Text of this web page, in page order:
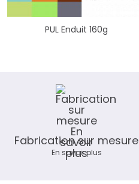
PUL Enduit 160g
Fabrication sur mesure
En savoir plus